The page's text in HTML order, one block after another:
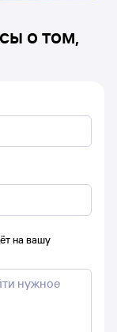
о том,
на вашу